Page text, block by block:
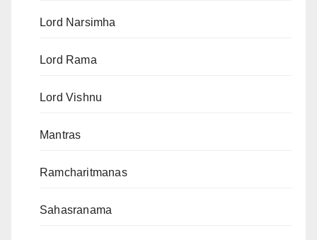
Lord Narsimha
Lord Rama
Lord Vishnu
Mantras
Ramcharitmanas
Sahasranama